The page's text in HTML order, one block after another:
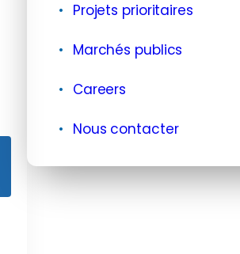
Projets prioritaires
Marchés publics
Careers
Nous contacter